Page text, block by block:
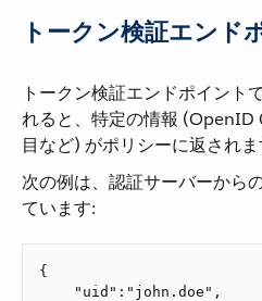
トークン検証エンド
トークン検証エンドポイント
れると、特定の情報
目など) がポリシーに返されま
次の例は、認証サーバーから
ています:
{
    "uid":"john.doe",